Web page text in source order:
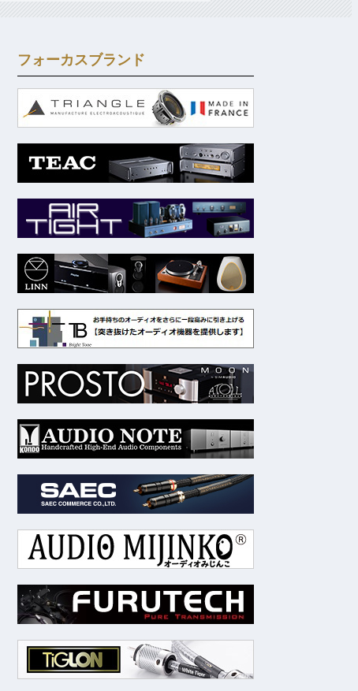
フォーカスブランド